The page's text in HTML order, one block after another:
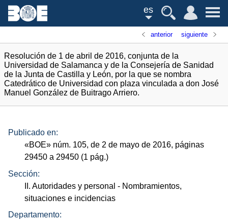
es
anterior siguiente
Resolución de 1 de abril de 2016, conjunta de la
Universidad de Salamanca y de la Consejería de Sanidad
de la Junta de Castilla y León, por la que se nombra
Catedrático de Universidad con plaza vinculada a don José
Manuel González de Buitrago Arriero.
Publicado en:
«BOE» núm. 105, de 2 de mayo de 2016, páginas
29450 a 29450 (1 pág.)
Sección:
II. Autoridades y personal - Nombramientos,
situaciones e incidencias
Departamento: